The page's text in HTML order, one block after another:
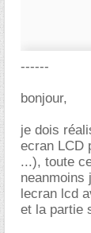
------
bonjour,
je dois
ecran LCD
...), toute
neanmoins
lecran lcd
et la partie